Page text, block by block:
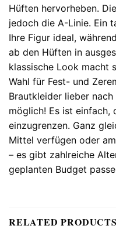
Hüften hervorheben.
jedoch die A-Linie. Ein
Ihre Figur ideal,
ab den Hüften in
klassische Look macht
Wahl für Fest- und
Brautkleider lieber
möglich! Es ist einfach,
einzugrenzen. Ganz
Mittel verfügen oder
– es gibt zahlreiche
geplanten Budget
RELATED PRODUCTS